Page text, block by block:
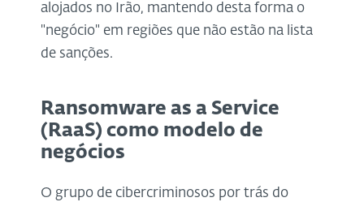
alojados no Irão, mantendo desta forma o
"negócio" em regiões que não estão na lista
de sanções.
Ransomware as a Service
(RaaS) como modelo de
negócios
O grupo de cibercriminosos por trás do